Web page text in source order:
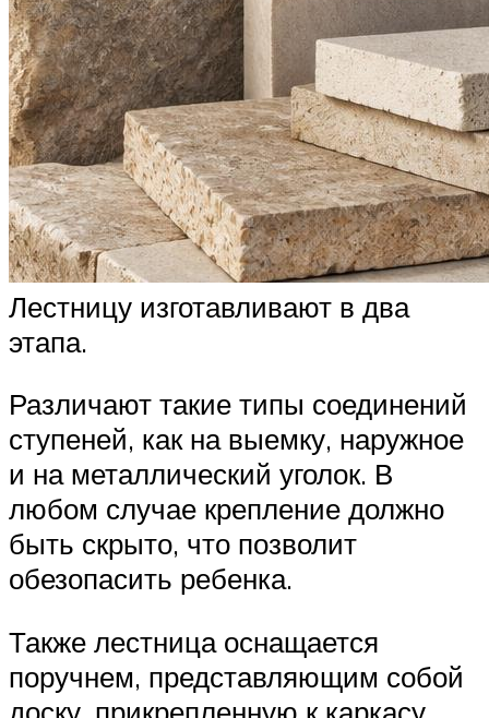
Лестницу изготавливают в два
этапа.
Различают такие типы соединений
ступеней, как на выемку, наружное
и на металлический уголок. В
любом случае крепление должно
быть скрыто, что позволит
обезопасить ребенка.
Также лестница оснащается
поручнем, представляющим собой